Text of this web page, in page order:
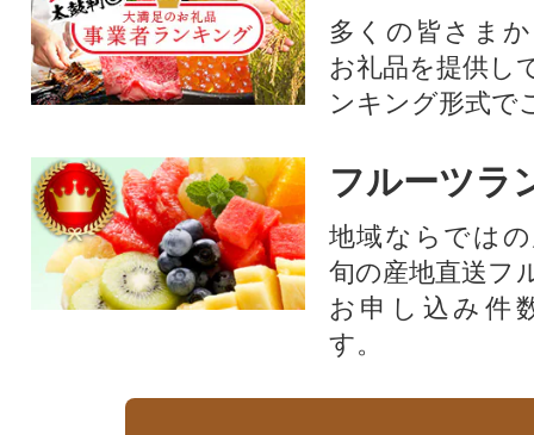
多くの皆さま
お礼品を提供し
ンキング形式で
フルーツラ
地域ならでは
旬の産地直送フ
お申し込み件
す。